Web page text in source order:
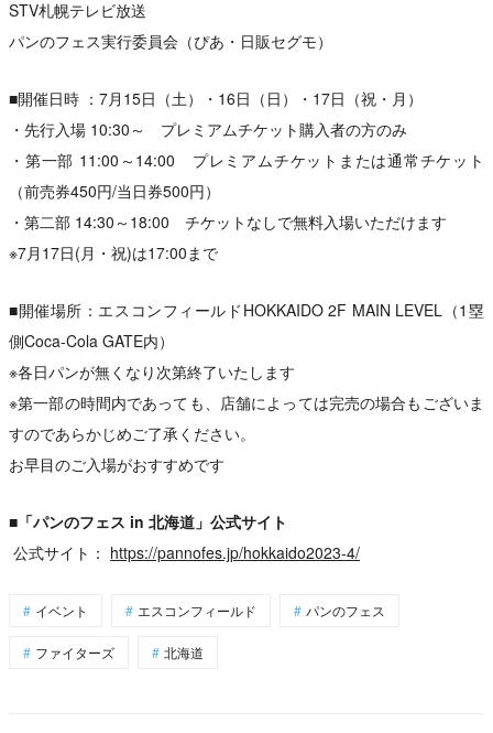
STV札幌テレビ放送
パンのフェス実行委員会（ぴあ・日販セグモ）
■開催日時 ：7月15日（土）・16日（日）・17日（祝・月）
・先行入場 10:30～ プレミアムチケット購入者の方のみ
・第一部 11:00～14:00 プレミアムチケットまたは通常チケット
（前売券450円/当日券500円）
・第二部 14:30～18:00 チケットなしで無料入場いただけます
※7月17日(月・祝)は17:00まで
■開催場所：エスコンフィールドHOKKAIDO 2F MAIN LEVEL（1塁
側Coca-Cola GATE内）
※各日パンが無くなり次第終了いたします
※第一部の時間内であっても、店舗によっては完売の場合もございま
すのであらかじめご了承ください。
お早目のご入場がおすすめです
■「パンのフェス in 北海道」公式サイト
公式サイト： https://pannofes.jp/hokkaido2023-4/
イベント エスコンフィールド パンのフェス
ファイターズ 北海道